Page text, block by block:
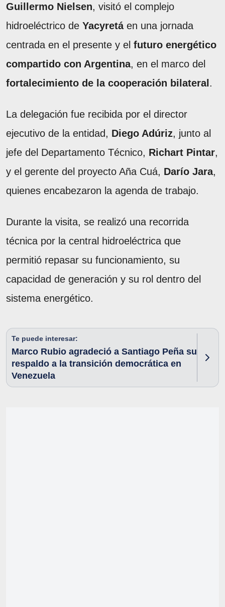
Guillermo Nielsen, visitó el complejo
hidroeléctrico de Yacyretáen una jornada
centrada en el presente y el futuro energético
compartido con Argentina, en el marco del
fortalecimiento de la cooperación bilateral.
La delegación fue recibida por el director
ejecutivo de la entidad, Diego Adúriz, junto al
jefe del Departamento Técnico, Richart Pintar,
y el gerente del proyecto Aña Cuá, Darío Jara,
quienes encabezaron la agenda de trabajo.
Durante la visita, se realizó una recorrida
técnica por la central hidroeléctrica que
permitió repasar su funcionamiento, su
capacidad de generación y su rol dentro del
sistema energético.
Te puede interesar:
Marco Rubio agradeció a Santiago Peña su
respaldo a la transición democrática en
Venezuela